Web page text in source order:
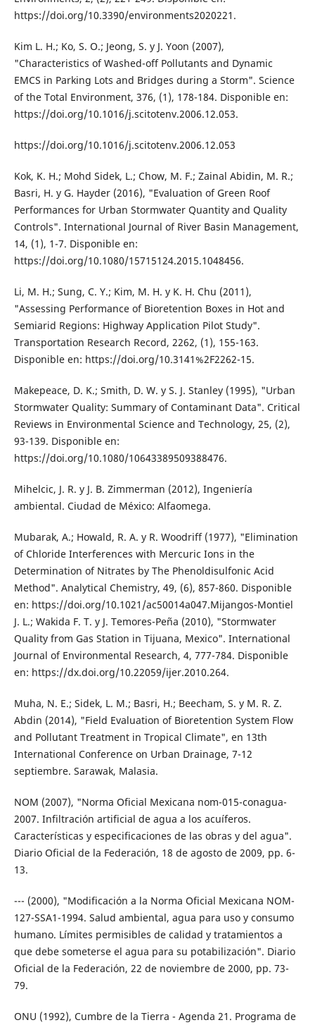
https://doi.org/10.3390/environments2020221.
Kim L. H.; Ko, S. O.; Jeong, S. y J. Yoon (2007),
"Characteristics of Washed-off Pollutants and Dynamic
EMCS in Parking Lots and Bridges during a Storm". Science
of the Total Environment, 376, (1), 178-184. Disponible en:
https://doi.org/10.1016/j.scitotenv.2006.12.053.
https://doi.org/10.1016/j.scitotenv.2006.12.053
Kok, K. H.; Mohd Sidek, L.; Chow, M. F.; Zainal Abidin, M. R.;
Basri, H. y G. Hayder (2016), "Evaluation of Green Roof
Performances for Urban Stormwater Quantity and Quality
Controls". International Journal of River Basin Management,
14, (1), 1-7. Disponible en:
https://doi.org/10.1080/15715124.2015.1048456.
Li, M. H.; Sung, C. Y.; Kim, M. H. y K. H. Chu (2011),
"Assessing Performance of Bioretention Boxes in Hot and
Semiarid Regions: Highway Application Pilot Study".
Transportation Research Record, 2262, (1), 155-163.
Disponible en: https://doi.org/10.3141%2F2262-15.
Makepeace, D. K.; Smith, D. W. y S. J. Stanley (1995), "Urban
Stormwater Quality: Summary of Contaminant Data". Critical
Reviews in Environmental Science and Technology, 25, (2),
93-139. Disponible en:
https://doi.org/10.1080/10643389509388476.
Mihelcic, J. R. y J. B. Zimmerman (2012), Ingeniería
ambiental. Ciudad de México: Alfaomega.
Mubarak, A.; Howald, R. A. y R. Woodriff (1977), "Elimination
of Chloride Interferences with Mercuric Ions in the
Determination of Nitrates by The Phenoldisulfonic Acid
Method". Analytical Chemistry, 49, (6), 857-860. Disponible
en: https://doi.org/10.1021/ac50014a047.Mijangos-Montiel
J. L.; Wakida F. T. y J. Temores-Peña (2010), "Stormwater
Quality from Gas Station in Tijuana, Mexico". International
Journal of Environmental Research, 4, 777-784. Disponible
en: https://dx.doi.org/10.22059/ijer.2010.264.
Muha, N. E.; Sidek, L. M.; Basri, H.; Beecham, S. y M. R. Z.
Abdin (2014), "Field Evaluation of Bioretention System Flow
and Pollutant Treatment in Tropical Climate", en 13th
International Conference on Urban Drainage, 7-12
septiembre. Sarawak, Malasia.
NOM (2007), "Norma Oficial Mexicana nom-015-conagua-
2007. Infiltración artificial de agua a los acuíferos.
Características y especificaciones de las obras y del agua".
Diario Oficial de la Federación, 18 de agosto de 2009, pp. 6-
13.
--- (2000), "Modificación a la Norma Oficial Mexicana NOM-
127-SSA1-1994. Salud ambiental, agua para uso y consumo
humano. Límites permisibles de calidad y tratamientos a
que debe someterse el agua para su potabilización". Diario
Oficial de la Federación, 22 de noviembre de 2000, pp. 73-
79.
ONU (1992), Cumbre de la Tierra - Agenda 21. Programa de